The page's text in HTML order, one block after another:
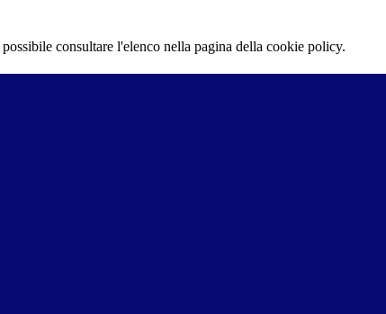
consultare l'elenco nella pagina della cookie policy.